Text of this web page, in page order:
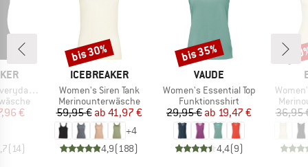
Cami
Preis
€
(14)
MARKE
ICEBREAKER
Artikel
Women's Siren Tank
Produktgruppe
Merinounterwäsche
Preis
59,95 € reduzierter Preis
ab 41,97 €
+4
4,9(188)
Rabatt
bis 30%
MARKE
VAUDE
Artikel
Women's Essential Top
Produktgruppe
Funktionsshirt
Preis
29,95 € reduzierter Preis
ab 19,47 €
4,4(9)
Rabatt
bis 35%
Artikel
36,95